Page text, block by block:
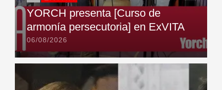
YORCH presenta [Curso de
armonía persecutoria] en ExVITA
06/08/2026